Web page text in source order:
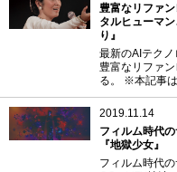
豊富なリファ
タルヒューマ
り』
最新のAIテク
豊富なリファ
る。 ※本記事は
2019.11.14
フィルム時代
『地獄少女』
フィルム時代